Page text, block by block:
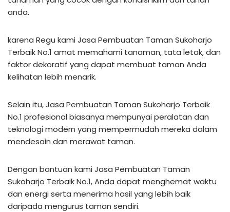
anda.
karena Regu kami Jasa Pembuatan Taman Sukoharjo
Terbaik No.1 amat memahami tanaman, tata letak, dan
faktor dekoratif yang dapat membuat taman Anda
kelihatan lebih menarik.
Selain itu, Jasa Pembuatan Taman Sukoharjo Terbaik
No.1 profesional biasanya mempunyai peralatan dan
teknologi modern yang mempermudah mereka dalam
mendesain dan merawat taman.
Dengan bantuan kami Jasa Pembuatan Taman
Sukoharjo Terbaik No.1, Anda dapat menghemat waktu
dan energi serta menerima hasil yang lebih baik
daripada mengurus taman sendiri.